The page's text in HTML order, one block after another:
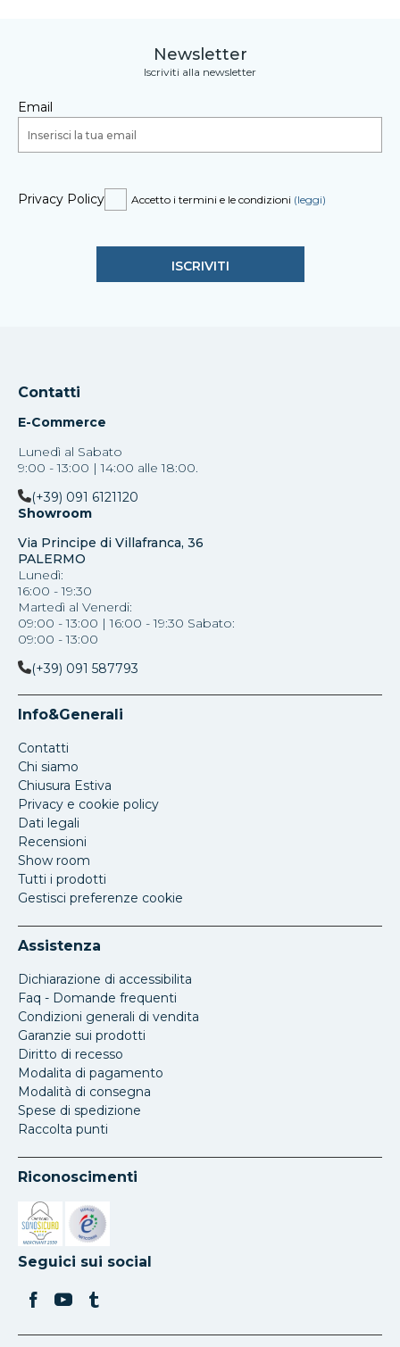
Newsletter
Iscriviti alla newsletter
Email
Privacy Policy Accetto i termini e le condizioni (leggi)
Contatti
E-Commerce
Lunedì al Sabato
9:00 - 13:00 | 14:00 alle 18:00.
(+39) 091 6121120
Showroom
Via Principe di Villafranca, 36
PALERMO
Lunedì:
16:00 - 19:30
Martedì al Venerdi:
09:00 - 13:00 | 16:00 - 19:30 Sabato:
09:00 - 13:00
(+39) 091 587793
Info&Generali
Contatti
Chi siamo
Chiusura Estiva
Privacy e cookie policy
Dati legali
Recensioni
Show room
Tutti i prodotti
Gestisci preferenze cookie
Assistenza
Dichiarazione di accessibilita
Faq - Domande frequenti
Condizioni generali di vendita
Garanzie sui prodotti
Diritto di recesso
Modalita di pagamento
Modalità di consegna
Spese di spedizione
Raccolta punti
Riconoscimenti
Si apre in una nuova scheda
Si apre in una nuova scheda
Seguici sui social